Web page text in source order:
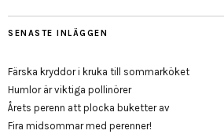
SENASTE INLÄGGEN
Färska kryddor i kruka till sommarköket
Humlor är viktiga pollinörer
Årets perenn att plocka buketter av
Fira midsommar med perenner!